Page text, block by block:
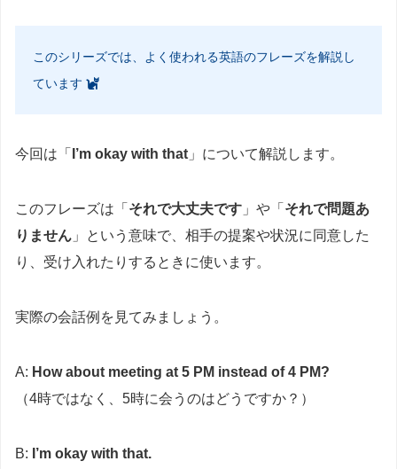
このシリーズでは、よく使われる英語のフレーズを解説し
ています
今回は「 I’m okay with that 」について解説します。
このフレーズは「 それで大丈夫です 」や「 それで問題あ
りません 」という意味で、相手の提案や状況に同意した
り、受け入れたりするときに使います。
実際の会話例を見てみましょう。
A: How about meeting at 5 PM instead of 4 PM?
（4時ではなく、5時に会うのはどうですか？）
B: I’m okay with that.